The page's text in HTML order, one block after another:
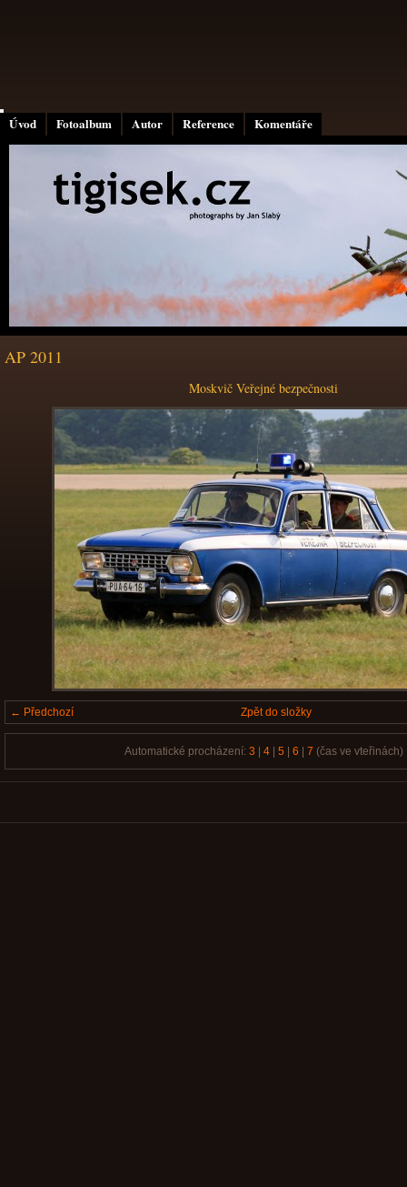
Úvod Fotoalbum Autor Reference Komentáře
AP 2011
Moskvič Veřejné bezpečnosti
← Předchozí Zpět do složky
Automatické procházení: 3 4| 5| 6 7 (čas ve vteřinách)